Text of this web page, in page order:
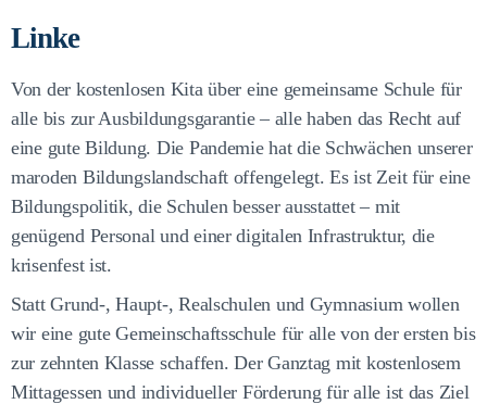
Linke
Von der kostenlosen Kita über eine gemeinsame Schule für
alle bis zur Ausbildungsgarantie – alle haben das Recht auf
eine gute Bildung. Die Pandemie hat die Schwächen unserer
maroden Bildungslandschaft offengelegt. Es ist Zeit für eine
Bildungspolitik, die Schulen besser ausstattet – mit
genügend Personal und einer digitalen Infrastruktur, die
krisenfest ist.
Statt Grund-, Haupt-, Realschulen und Gymnasium wollen
wir eine gute Gemeinschaftsschule für alle von der ersten bis
zur zehnten Klasse schaffen. Der Ganztag mit kostenlosem
Mittagessen und individueller Förderung für alle ist das Ziel